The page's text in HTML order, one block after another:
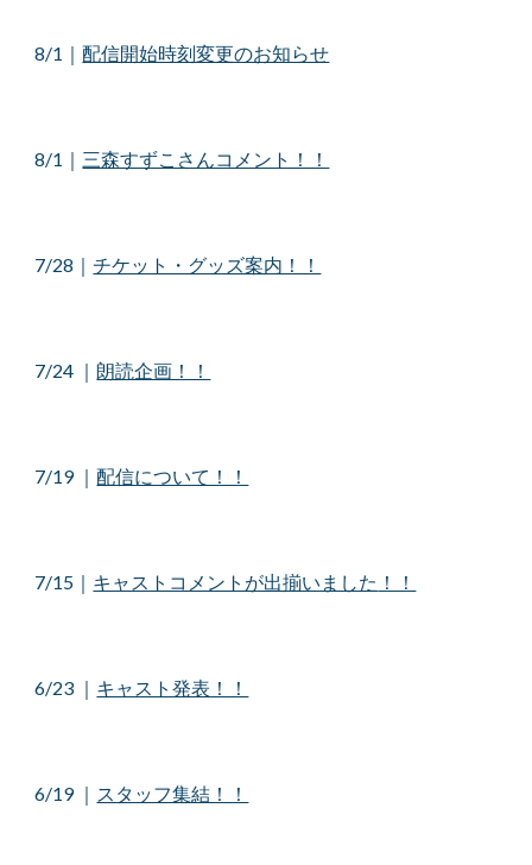
8/1 ｜配信開始時刻変更のお知らせ
8/1 ｜ 三森すずこさんコメント！！
7/28 ｜チケット・グッズ案内！！
7/24 ｜朗読企画！！
7/19 ｜配信について！！
7/15 ｜ キャストコメントが出揃いました ！！
6/23 ｜ キャスト発表！！
6/19 ｜ スタッフ集結！！